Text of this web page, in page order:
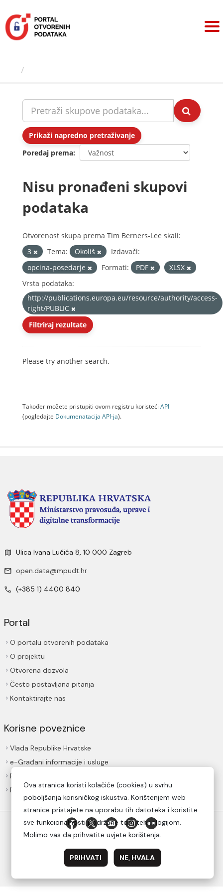
sadržaj
Prikaži napredno pretraživanje
Poredaj prema
Nisu pronađeni skupovi
podataka
Otvorenost skupa prema Tim Berners-Lee skali:
3
Tema: Okoliš
Izdavači:
opcina-posedarje
Formati: PDF
XLSX
Vrsta podataka:
http://publications.europa.eu/resource/authority/access-
right/PUBLIC
Filtriraj rezultate
Please try another search.
Također možete pristupiti ovom registru koristeći API
(pogledajte Dokumenаtаcijа API-jа).